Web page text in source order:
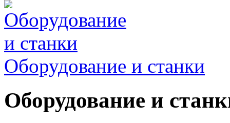
Оборудование и станки
Оборудование и